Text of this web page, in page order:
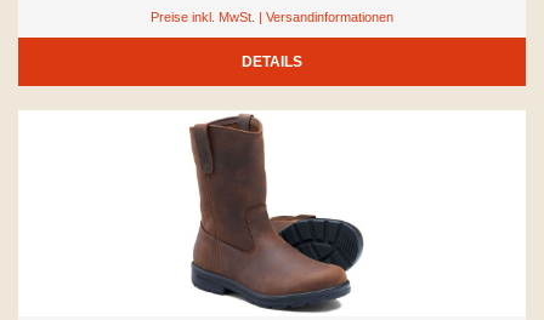
Preise inkl. MwSt. | Versandinformationen
DETAILS